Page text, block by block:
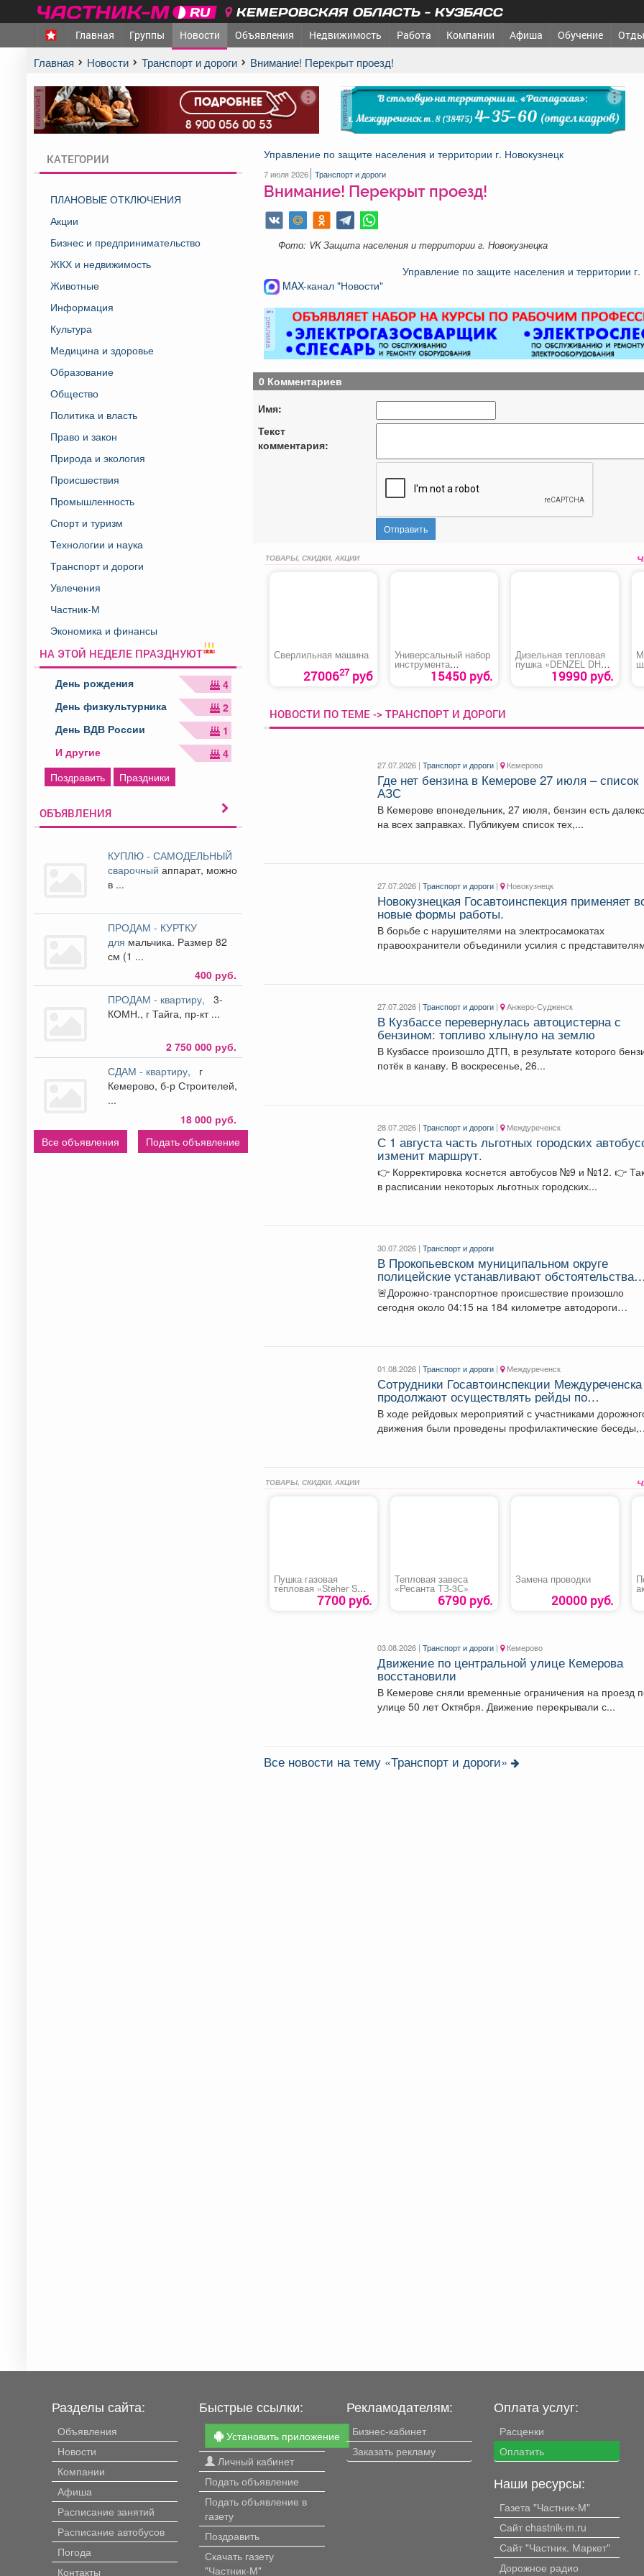
КЕМЕРОВСКАЯ ОБЛАСТЬ - КУЗБАСС
Главная Группы Новости Объявления Недвижимость Работа Компании Афиша Обучение
Главная Новости Транспорт и дороги Внимание! Перекрыт проезд!
реклама реклама
КАТЕГОРИИ
ПЛАНОВЫЕ ОТКЛЮЧЕНИЯ
Акции
Бизнес и предпринимательство
ЖКХ и недвижимость
Животные
Информация
Культура
Медицина и здоровье
Образование
Общество
Политика и власть
Право и закон
Природа и экология
Происшествия
Промышленность
Спорт и туризм
Технологии и наука
Транспорт и дороги
Увлечения
Частник-М
Экономика и финансы
НА ЭТОЙ НЕДЕЛЕ ПРАЗДНУЮТ
День рождения
4
День физкультурника
2
День ВДВ России
1
И другие
4
Поздравить
Праздники
ОБЪЯВЛЕНИЯ
КУПЛЮ - САМОДЕЛЬНЫЙ
сварочныйаппарат, можно
в ...
ПРОДАМ - КУРТКУ
для мальчика. Размер 82
см (1 ...
400 руб.
ПРОДАМ - квартиру,
3-
КОМН., г Тайга, пр-кт ...
2 750 000 руб.
СДАМ - квартиру,
г
Кемерово, б-р Строителей,
...
18 000 руб.
Все объявления
Подать объявление
Управление по защите населения и территории г. Новокузнецк
7 июля 2026 Транспорт и дороги
Внимание! Перекрыт проезд!
Фото: VK Защита населения и территории г. Новокузнецка
Управление по защите населения и территории г.
MAX-канал "Новости"
реклама
0 Комментариев
Имя:
Текст
комментария:
Отправить
ТОВАРЫ, СКИДКИ, АКЦИИ
Сверлильная машина
2700627руб
Универсальный набор
инструмента
«KRAFTOOL EXTREM-
15450 руб.
Дизельная тепловая
пушка «DENZEL DHG-
10» 19990 руб.
НОВОСТИ ПО ТЕМЕ -> ТРАНСПОРТ И ДОРОГИ
27.07.2026 |Транспорт и дороги | Кемерово
Где нет бензина в Кемерове 27 июля – список
АЗС
В Кемерове впонедельник, 27 июля, бензин есть
на всех заправках. Публикуем список тех,...
27.07.2026 |Транспорт и дороги | Новокузнецк
Новокузнецкая Госавтоинспекция применяет
новые формы работы.
В борьбе с нарушителями на электросамокатах
правоохранители объединили усилия с
27.07.2026 |Транспорт и дороги | Анжеро-Судженск
В Кузбассе перевернулась автоцистерна с
бензином: топливо хлынуло на землю
В Кузбассе произошло ДТП, в результате которого
потёк в канаву. В воскресенье, 26...
28.07.2026 |Транспорт и дороги | Междуреченск
С 1 августа часть льготных городских
изменит маршрут.
👉 Корректировка коснется автобусов №9 и №12. 👉 Также
в расписании некоторых льготных городских...
30.07.2026 |Транспорт и дороги
В Прокопьевском муниципальном округе
полицейские устанавливают обстоятельства
ДТП, в результате которого погибли 2 человека
🚨Дорожно-транспортное происшествие произошло
сегодня около 04:15 на 184 километре автодороги
01.08.2026 |Транспорт и дороги | Междуреченск
Сотрудники Госавтоинспекции Междуреченска
продолжают осуществлять рейды по
профилактике и пресечению нарушений ПДД
водителями СИМ и мото-транспортных
В ходе рейдовых мероприятий с участниками
движения были проведены профилактические беседы,
ТОВАРЫ, СКИДКИ, АКЦИИ
Пушка газовая
тепловая «Steher SG-
7700 руб.
Тепловая завеса
«Ресанта ТЗ-3С»
6790 руб.
Замена проводки
20000 руб.
03.08.2026 |Транспорт и дороги | Кемерово
Движение по центральной улице Кемерова
восстановили
В Кемерове сняли временные ограничения на проезд
улице 50 лет Октября. Движение перекрывали с...
Все новости на тему «Транспорт и дороги»
Разделы сайта:
Объявления
Новости
Компании
Афиша
Расписание занятий
Расписание автобусов
Погода
Контакты
Быстрые ссылки:
Установить приложение
Личный кабинет
Подать объявление
Подать объявление в
газету
Поздравить
Скачать газету
"Частник-М"
Рекламодателям:
Бизнес-кабинет
Заказать рекламу
Оплата услуг:
Расценки
Оплатить
Наши ресурсы:
Газета "Частник-М"
Сайт chastnik-m.ru
Сайт "Частник. Маркет"
Дорожное радио